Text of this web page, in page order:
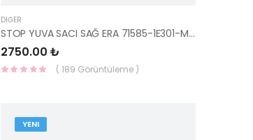
DIĞER
STOP YUVA SACI SAĞ ERA 71585-1E301-MOBIS-S
2750.00 ₺
( 189 Görüntüleme )
YENI